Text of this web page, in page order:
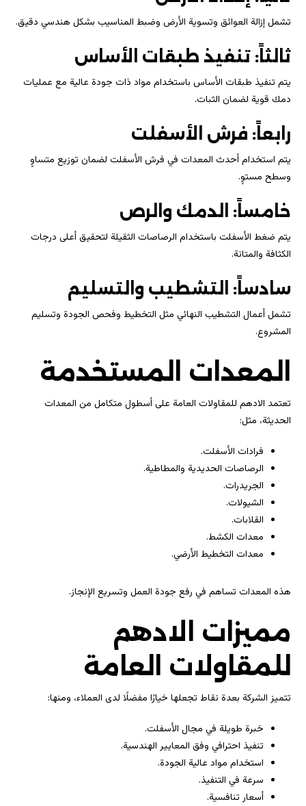
تشمل إزالة العوائق وتسوية الأرض وضبط المناسيب بشكل هندسي دقيق.
ثالثاً: تنفيذ طبقات الأساس
يتم تنفيذ طبقات الأساس باستخدام مواد ذات جودة عالية مع عمليات
دمك قوية لضمان الثبات.
رابعاً: فرش الأسفلت
يتم استخدام أحدث المعدات في فرش الأسفلت لضمان توزيع متساوٍ
وسطح مستوٍ.
خامساً: الدمك والرص
يتم ضغط الأسفلت باستخدام الرصاصات الثقيلة لتحقيق أعلى درجات
الكثافة والمتانة.
سادساً: التشطيب والتسليم
تشمل أعمال التشطيب النهائي مثل التخطيط وفحص الجودة وتسليم
المشروع.
المعدات المستخدمة
تعتمد الادهم للمقاولات العامة على أسطول متكامل من المعدات
الحديثة، مثل:
فرادات الأسفلت.
الرصاصات الحديدية والمطاطية.
الجريدرات.
الشيولات.
القلابات.
معدات الكشط.
معدات التخطيط الأرضي.
هذه المعدات تساهم في رفع جودة العمل وتسريع الإنجاز.
مميزات الادهم
للمقاولات العامة
تتميز الشركة بعدة نقاط تجعلها خيارًا مفضلًا لدى العملاء، ومنها:
خبرة طويلة في مجال الأسفلت.
تنفيذ احترافي وفق المعايير الهندسية.
استخدام مواد عالية الجودة.
سرعة في التنفيذ.
أسعار تنافسية.